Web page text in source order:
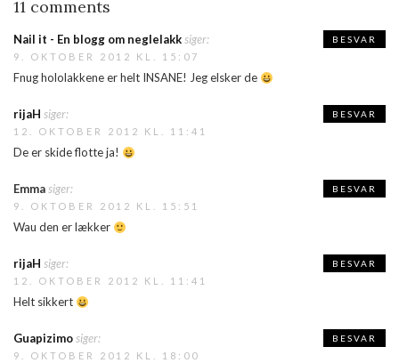
11 comments
Nail it - En blogg om neglelakksiger:
9. OKTOBER 2012 KL. 15:07
Fnug hololakkene er helt INSANE! Jeg elsker de
BESVAR
rijaH siger:
12. OKTOBER 2012 KL. 11:41
De er skide flotte ja!
BESVAR
Emmasiger:
9. OKTOBER 2012 KL. 15:51
Wau den er lækker
BESVAR
rijaH siger:
12. OKTOBER 2012 KL. 11:41
Helt sikkert
BESVAR
Guapizimosiger:
9. OKTOBER 2012 KL. 18:00
BESVAR